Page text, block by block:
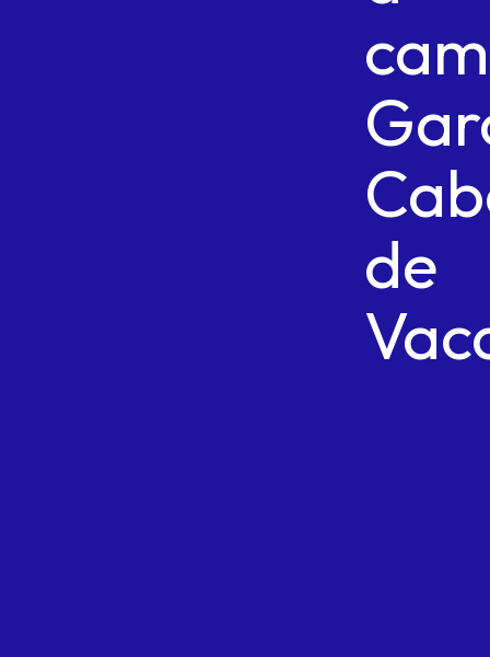
de